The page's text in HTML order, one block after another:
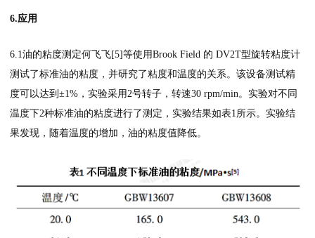
6.应用
6.1油的粘度测定何飞飞[5]等使用Brook Field 的 DV2T型旋转粘度计
测试了标准油的粘度，并研究了粘度和温度的关系。该设备测试精
度可以达到±1%，实验采用2号转子，转速30 rpm/min。实验对不同
温度下2种标准油的粘度进行了测定，实验结果如表1所示。实验结
果发现，随着温度的增加，油的粘度值降低。